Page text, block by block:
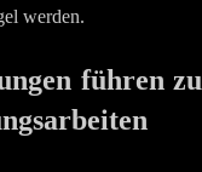
werden.
führen zu